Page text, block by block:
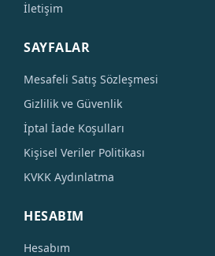
İletişim
SAYFALAR
Mesafeli Satış Sözleşmesi
Gizlilik ve Güvenlik
İptal İade Koşulları
Kişisel Veriler Politikası
KVKK Aydınlatma
HESABIM
Hesabım